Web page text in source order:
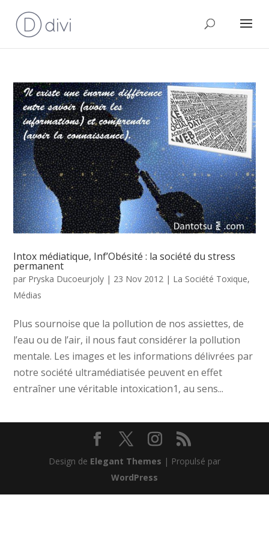
Intox médiatique, Inf’Obésité : la société du stress
permanent
par Pryska Ducoeurjoly | 23 Nov 2012 | La Société Toxique,
Médias
Plus sournoise que la pollution de nos assiettes, de
l’eau ou de l’air, il nous faut considérer la pollution
mentale. Les images et les informations délivrées par
notre société ultramédiatisée peuvent en effet
entraîner une véritable intoxication1, au sens...
Design de Elegant Themes | Propulsé par
WordPress